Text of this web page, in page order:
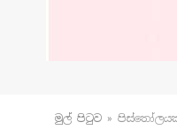
මුල් පිටු​ව »